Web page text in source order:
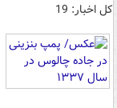
کل اخبار: 19